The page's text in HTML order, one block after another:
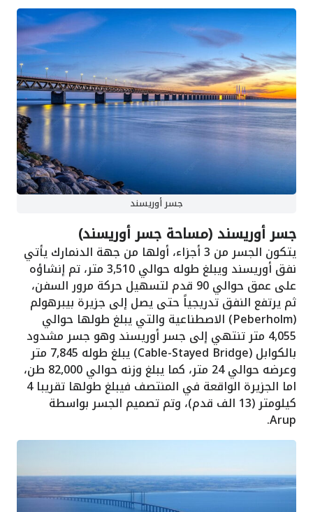
جسر أوريسند
جسر أوريسند (مساحة جسر أوريسند)
يتكون الجسر من 3 أجزاء، أولها من جهة الدنمارك يأتي
نفق أوريسند ويبلغ طوله حوالي 3,510 متر، تم إنشاؤه
على عمق حوالي 90 قدم لتسهيل حركة مرور السفن،
ثم يرتفع النفق تدريجياً حتى يصل إلى جزيرة بيبرهولم
(Peberholm) الاصطناعية والتي يبلغ طولها حوالي
4,055 متر تنتهي إلى جسر أوريسند وهو جسر مشدود
بالكوابل (Cable-Stayed Bridge) يبلغ طوله 7,845 متر
وعرضه حوالي 24 متر، كما يبلغ وزنه حوالي 82,000 طن،
اما الجزيرة الواقعة في المنتصف فيبلغ طولها تقريبا 4
كيلومتر (13 الف قدم)، وتم تصميم الجسر بواسطة
Arup.